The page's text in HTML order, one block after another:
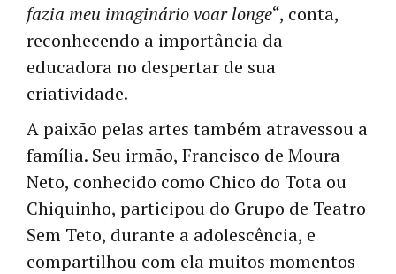
fazia meu imaginário voar longe“, conta,
reconhecendo a importância da
educadora no despertar de sua
criatividade.
A paixão pelas artes também atravessou a
família. Seu irmão, Francisco de Moura
Neto, conhecido como Chico do Tota ou
Chiquinho, participou do Grupo de Teatro
Sem Teto, durante a adolescência, e
compartilhou com ela muitos momentos